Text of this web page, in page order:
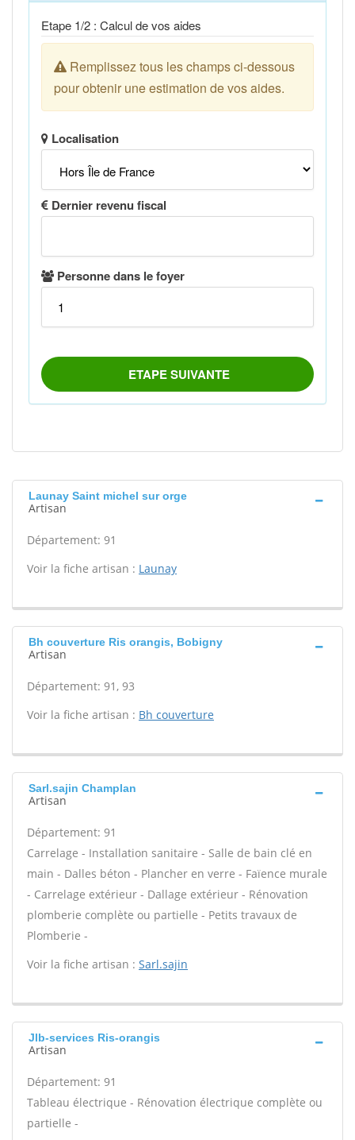
Launay Saint michel sur orge
Artisan
Département: 91
Voir la fiche artisan : Launay
Bh couverture Ris orangis, Bobigny
Artisan
Département: 91, 93
Voir la fiche artisan : Bh couverture
Sarl.sajin Champlan
Artisan
Département: 91
Carrelage - Installation sanitaire - Salle de bain clé en
main - Dalles béton - Plancher en verre - Faïence murale
- Carrelage extérieur - Dallage extérieur - Rénovation
plomberie complète ou partielle - Petits travaux de
Plomberie -
Voir la fiche artisan : Sarl.sajin
Jlb-services Ris-orangis
Artisan
Département: 91
Tableau électrique - Rénovation électrique complète ou
partielle -